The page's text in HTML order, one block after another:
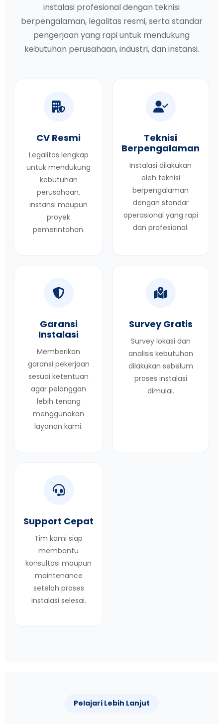
instalasi profesional dengan teknisi
berpengalaman, legalitas resmi, serta standar
pengerjaan yang rapi untuk mendukung
kebutuhan perusahaan, industri, dan instansi.
CV Resmi
Legalitas lengkap
untuk mendukung
kebutuhan
perusahaan,
instansi maupun
proyek
pemerintahan.
Teknisi
Berpengalaman
Instalasi dilakukan
oleh teknisi
berpengalaman
dengan standar
operasional yang rapi
dan profesional.
Garansi
Instalasi
Memberikan
garansi pekerjaan
sesuai ketentuan
agar pelanggan
lebih tenang
menggunakan
layanan kami.
Survey Gratis
Survey lokasi dan
analisis kebutuhan
dilakukan sebelum
proses instalasi
dimulai.
Support Cepat
Tim kami siap
membantu
konsultasi maupun
maintenance
setelah proses
instalasi selesai.
Pelajari Lebih Lanjut